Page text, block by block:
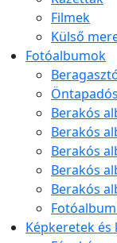
Filmek
Külső
Fotóalbumok
Berakós
Berakós
Berakós
Berakós
Berakós
Képkeretek